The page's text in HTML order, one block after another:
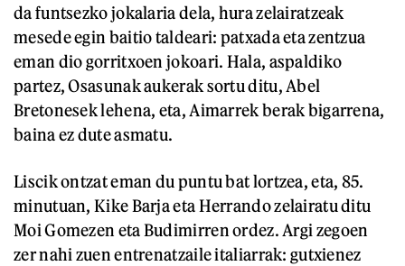
da funtsezko jokalaria dela, hura zelairatzeak
mesede egin baitio taldeari: patxada eta zentzua
eman dio gorritxoen jokoari. Hala, aspaldiko
partez, Osasunak aukerak sortu ditu, Abel
Bretonesek lehena, eta, Aimarrek berak bigarrena,
baina ez dute asmatu.
Liscik ontzat eman du puntu bat lortzea, eta, 85.
minutuan, Kike Barja eta Herrando zelairatu ditu
Moi Gomezen eta Budimirren ordez. Argi zegoen
zer nahi zuen entrenatzaile italiarrak: gutxienez